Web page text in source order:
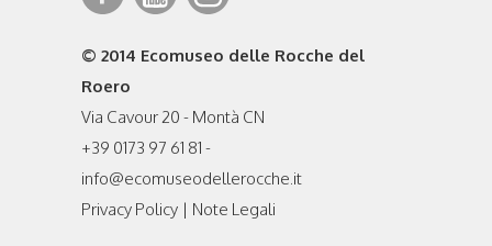
© 2014 Ecomuseo delle Rocche del
Roero
Via Cavour 20 - Montà CN
+39 0173 97 61 81 -
info@ecomuseodellerocche.it
Privacy Policy | Note Legali